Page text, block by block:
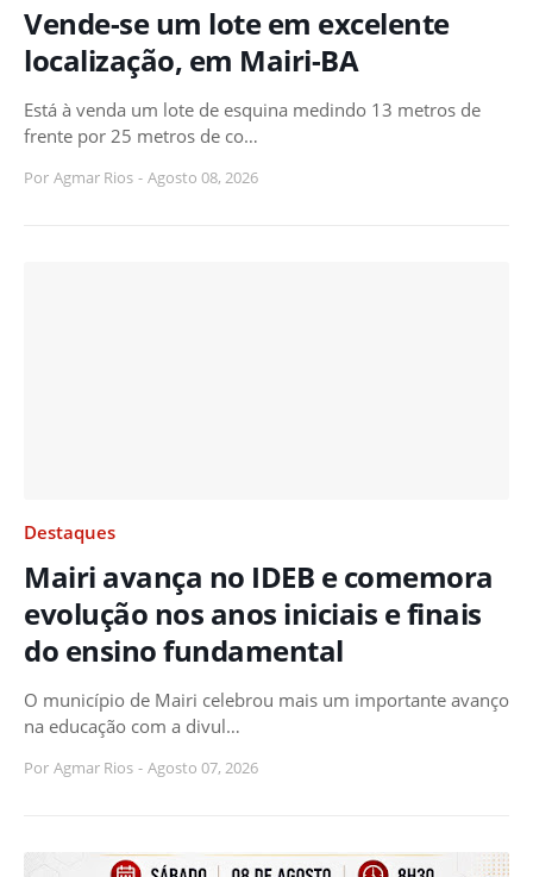
Vende-se um lote em excelente
localização, em Mairi-BA
Está à venda um lote de esquina medindo 13 metros de
frente por 25 metros de co…
Por Agmar Rios - Agosto 08, 2026
Destaques
Mairi avança no IDEB e comemora
evolução nos anos iniciais e finais
do ensino fundamental
O município de Mairi celebrou mais um importante avanço
na educação com a divul…
Por Agmar Rios - Agosto 07, 2026